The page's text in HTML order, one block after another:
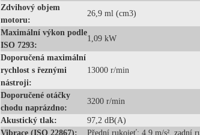
Zdvihový objem
motoru:
26,9 ml (cm3)
Maximální výkon podle
ISO 7293:
1,09 kW
Doporučená maximální
rychlost s řeznými
nástroji:
13000 r/min
Doporučené otáčky
chodu naprázdno:
3200 r/min
Akustický tlak:
97,2 dB(A)
Vibrace (ISO 22867):
Přední rukojeť: 4,9 m/s², zadní